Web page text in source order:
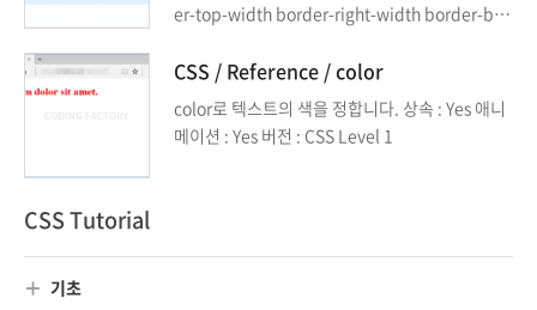
er-top-width border-right-width border-bot
CSS / Reference / color
color로 텍스트의 색을 정합니다. 상속 : Yes 애니
메이션 : Yes 버전 : CSS Level 1
CSS Tutorial
기초